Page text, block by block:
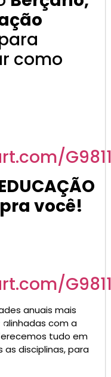
como
.com/
pra você!
.com/
anuais mais
com a
tudo em
as disciplinas, para